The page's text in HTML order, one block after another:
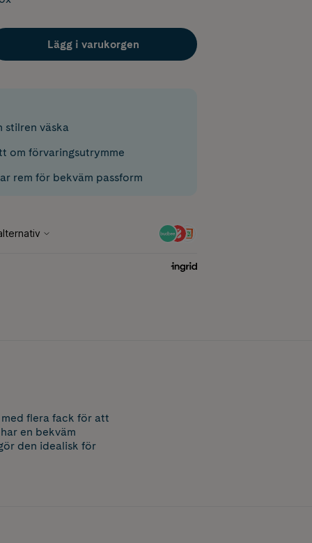
Lägg i varukorgen
stilren väska
om förvaringsutrymme
rem för bekväm passform
med flera fack för att
en bekväm
den idealisk för